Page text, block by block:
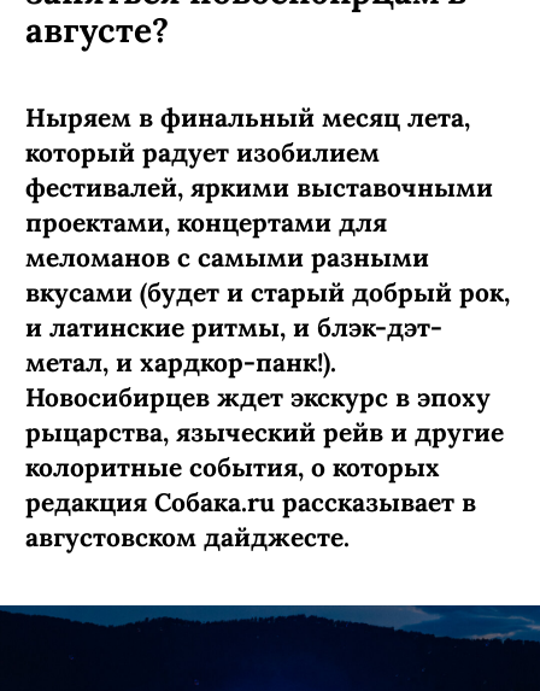
августе?
Ныряем в финальный месяц лета,
который радует изобилием
фестивалей, яркими выставочными
проектами, концертами для
меломанов с самыми разными
вкусами (будет и старый добрый рок,
и латинские ритмы, и блэк-дэт-
метал, и хардкор-панк!).
Новосибирцев ждет экскурс в эпоху
рыцарства, языческий рейв и другие
колоритные события, о которых
редакция Собака.ru рассказывает в
августовском дайджесте.